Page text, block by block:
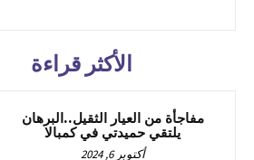
الأكثر قراءة
مفاجأة من العيار الثقيل..البرهان
يلتقي حميدتي في كمبالا
أكتوبر 6, 2024